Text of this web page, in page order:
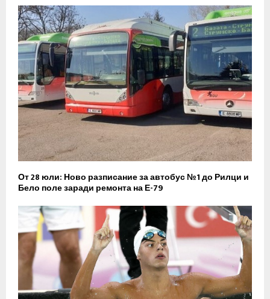
От 28 юли: Ново разписание за автобус №1 до Рилци и
Бело поле заради ремонта на Е-79